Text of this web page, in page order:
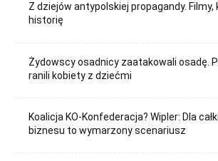
Z dziejów antypolskiej propagandy. Filmy,
historię
Żydowscy osadnicy zaatakowali osadę.
ranili kobiety z dziećmi
Koalicja KO-Konfederacja? Wipler: Dla
biznesu to wymarzony scenariusz